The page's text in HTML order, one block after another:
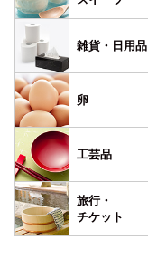
雑貨・ 日用品
卵
工芸品
旅行・
チケット